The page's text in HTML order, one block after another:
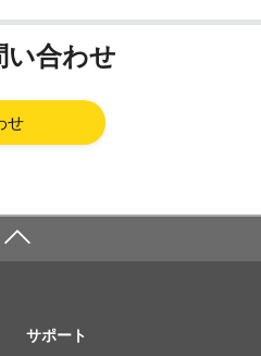
い合わせ
せ
サポート